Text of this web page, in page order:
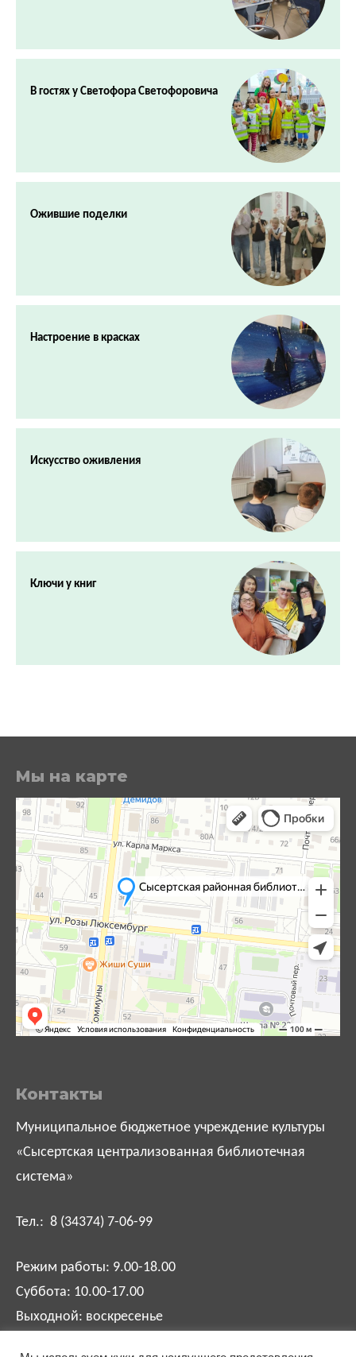
В гостях у Светофора Светофоровича
Ожившие поделки
Настроение в красках
Искусство оживления
Ключи у книг
Мы на карте
Контакты
Муниципальное бюджетное учреждение культуры
«Сысертская централизованная библиотечная
система»
Тел.: 8 (34374) 7-06-99
Режим работы: 9.00-18.00
Суббота: 10.00-17.00
Выходной: воскресенье